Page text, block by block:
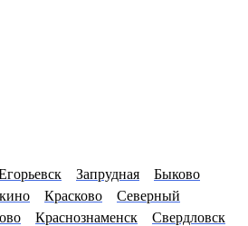
Запрудная
Быково
Красково
Северный
Краснознаменск
Свердловск